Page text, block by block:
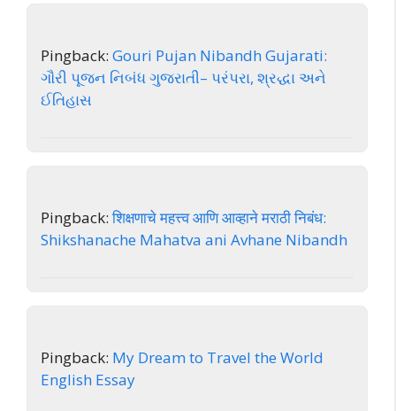
Pingback: Gouri Pujan Nibandh Gujarati:
ગૌરી પૂજન નિબંધ ગુજરાતી– પરંપરા, શ્રદ્ધા અને
ઈતિહાસ
Pingback:शिक्षणाचे महत्त्व आणि आव्हाने मराठी निबंध:
Shikshanache Mahatva ani Avhane Nibandh
Pingback: My Dream to Travel the World
English Essay